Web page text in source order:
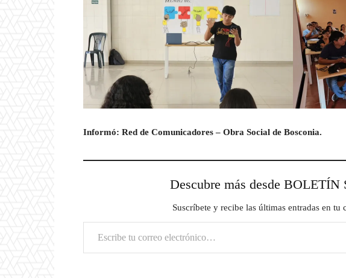
Informó: Red de Comunicadores – Obra Social de Bosconia.
Descubre más desde
Suscríbete y recibe las últimas entradas en tu
Escribe tu correo electrónico…